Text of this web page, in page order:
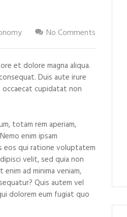
No Comments
et dolore magna aliqua.
Duis aute irure
cupidatat non
totam rem aperiam,
enim ipsam
eos qui ratione voluptatem
velit, sed quia non
ad minima veniam,
Quis autem vel
dolorem eum fugiat quo